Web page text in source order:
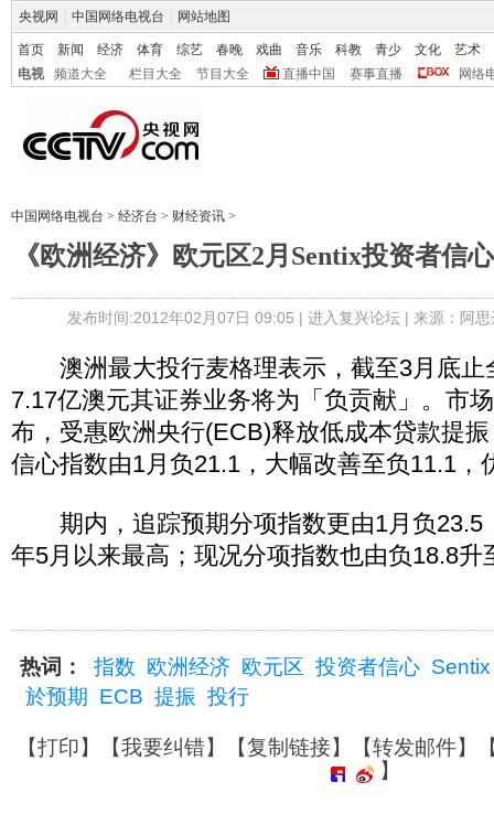
央视网 中国网络电视台 网站地图
首页 新闻 经济 体育 综艺 春晚 戏曲 音乐 科教 青少 文化
艺术
电视
频道大全 栏目大全 节目大全 直播中国 赛事直播 网络
中国网络电视台 > 经济台 > 财经资讯 >
《欧洲经济》欧元区2月Sentix投资者信
发布时间:2012年02月07日 09:05 | 进入复兴论坛| 来源：阿
澳洲最大投行麦格理表示，截至3月底止
7.17亿澳元其证券业务将为「负贡献」。市
布，受惠欧洲央行(ECB)释放低成本贷款提
信心指数由1月负21.1，大幅改善至负11.1，
期内，追踪预期分项指数更由1月负23.5
年5月以来最高；现况分项指数也由负18.8升
热词： 指数 欧洲经济 欧元区 投资者信心 Sentix
於预期
ECB 提振 投行
【打印】【我要纠错】【复制链接】【转发邮件】
】